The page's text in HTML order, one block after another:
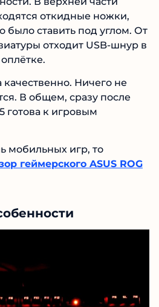
откидные ножки,
было ставить под углом. От
отходит USB-шнур в
качественно. Ничего не
В общем, сразу после
готова к игровым
мобильных игр, то
геймерского ASUS ROG